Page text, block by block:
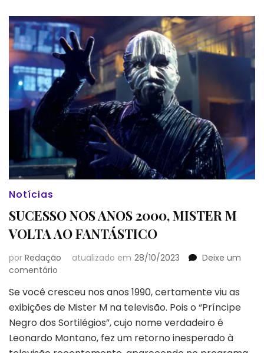
Notícias
SUCESSO NOS ANOS 2000, MISTER M
VOLTA AO FANTÁSTICO
por Redação atualizado em 28/10/2023
Deixe um
comentário
NOS
ANOS
2000,
M
Se você cresceu nos anos 1990, certamente viu as
exibições de Mister M na televisão. Pois o “Príncipe
Negro dos Sortilégios”, cujo nome verdadeiro é
Leonardo Montano, fez um retorno inesperado à